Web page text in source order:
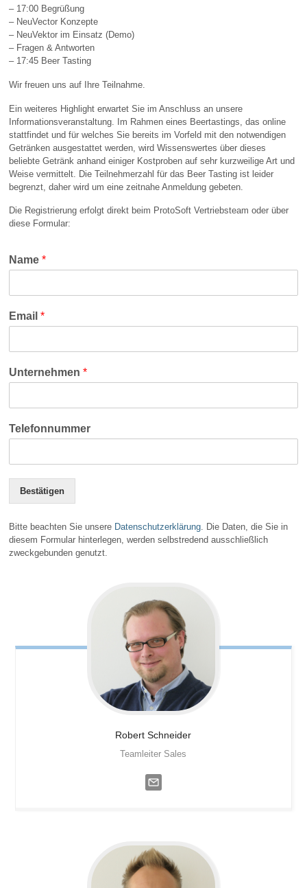
– 17:00 Begrüßung
– NeuVector Konzepte
– NeuVektor im Einsatz (Demo)
– Fragen & Antworten
– 17:45 Beer Tasting
Wir freuen uns auf Ihre Teilnahme.
Ein weiteres Highlight erwartet Sie im Anschluss an unsere
Informationsveranstaltung. Im Rahmen eines Beertastings, das online
stattfindet und für welches Sie bereits im Vorfeld mit den notwendigen
Getränken ausgestattet werden, wird Wissenswertes über dieses
beliebte Getränk anhand einiger Kostproben auf sehr kurzweilige Art und
Weise vermittelt. Die Teilnehmerzahl für das Beer Tasting ist leider
begrenzt, daher wird um eine zeitnahe Anmeldung gebeten.
Die Registrierung erfolgt direkt beim ProtoSoft Vertriebsteam oder über
diese Formular:
Name*
Email*
Unternehmen*
Telefonnummer
Bestätigen
Bitte beachten Sie unsere Datenschutzerklärung. Die Daten, die Sie in
diesem Formular hinterlegen, werden selbstredend ausschließlich
zweckgebunden genutzt.
Robert Schneider
Teamleiter Sales